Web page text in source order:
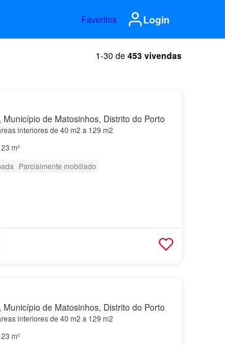
Favoritos Login
1-30 de 453 vivendas
Município de Matosinhos, Distrito do Porto
interiores de 40 m2 a 129 m2
m²
Parcialmente mobiliado
Município de Matosinhos, Distrito do Porto
interiores de 40 m2 a 129 m2
m²